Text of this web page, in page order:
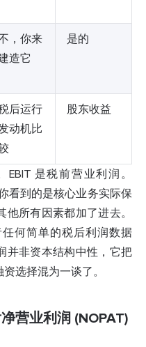
，你来
造它
是的
后运行
动机比
股东收益
是税前营业利润。
看到的是核心业务实际保
所有因素都加了进去。
何简单的税后利润数据
并非资本结构中性，它把
选择混为一谈了。
营业利润 (NOPAT)